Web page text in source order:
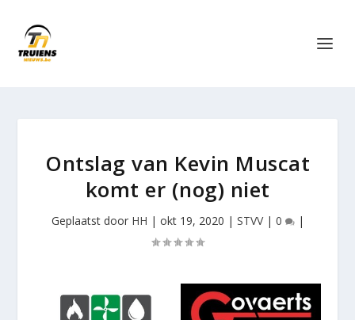
Ontslag van Kevin Muscat
komt er (nog) niet
Geplaatst door HH | okt 19, 2020 | STVV| 0 |